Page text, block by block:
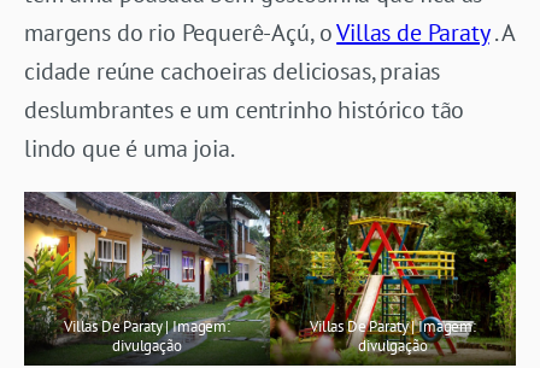
margens do rio Pequerê-Açú, oVillas de Paraty. A
cidade reúne cachoeiras deliciosas, praias
deslumbrantes e um centrinho histórico tão
lindo que é uma joia.
Villas De Paraty | Imagem:
divulgação
Villas De Paraty | Imagem:
divulgação